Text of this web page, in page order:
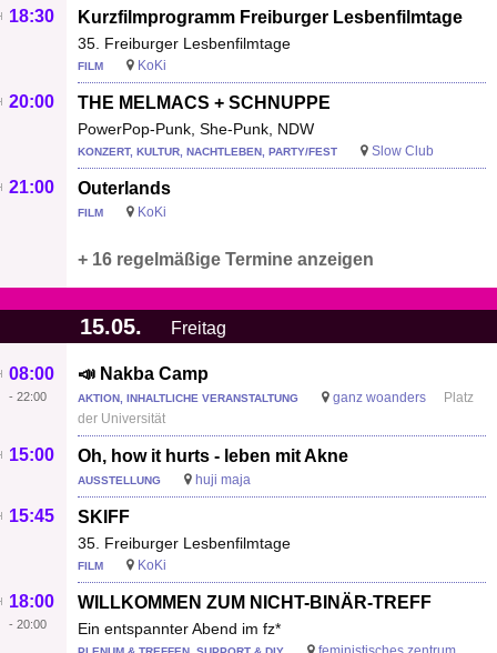
Kurzfilmprogramm Freiburger Lesbenfilmtage
35. Freiburger Lesbenfilmtage
18:30
FILM KoKi
THE MELMACS + SCHNUPPE
PowerPop-Punk, She-Punk, NDW
20:00
KONZERT, KULTUR, NACHTLEBEN, PARTY/FEST Slow Club
Outerlands
21:00
FILM KoKi
+ 16 regelmäßige Termine anzeigen
15.05. Freitag
📣 Nakba Camp
08:00
- 22:00 AKTION, INHALTLICHE VERANSTALTUNG ganz woanders
Platz
der Universität
Oh, how it hurts - leben mit Akne
15:00
AUSSTELLUNG huji maja
SKIFF
35. Freiburger Lesbenfilmtage
15:45
FILM KoKi
WILLKOMMEN ZUM NICHT-BINÄR-TREFF
Ein entspannter Abend im fz*
18:00
- 20:00